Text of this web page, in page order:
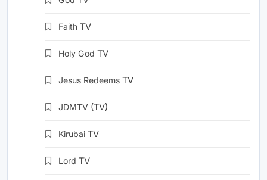
Faith TV
Holy God TV
Jesus Redeems TV
JDMTV (TV)
Kirubai TV
Lord TV